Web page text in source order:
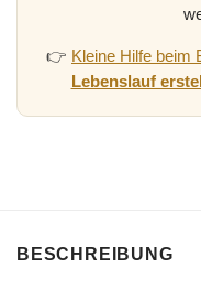
👉 Kleine Hilfe beim
Lebenslauf
BESCHREIBUNG